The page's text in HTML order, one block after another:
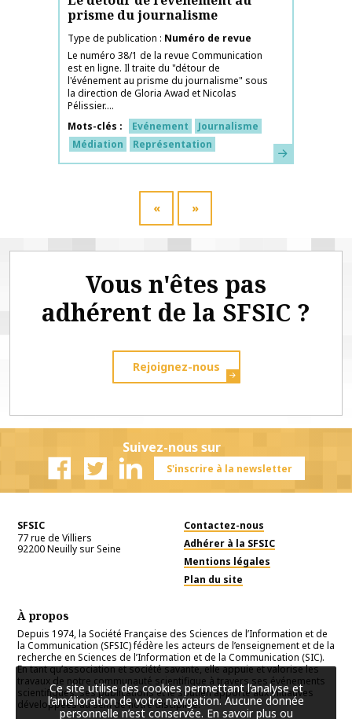
prisme du journalisme
Type de publication
Numéro de revue
Le numéro 38/1 de la revue Communication
est en ligne. Il traite du "détour de
l'événement au prisme du journalisme" sous
la direction de Gloria Awad et Nicolas
Pélissier....
Mots-clés
Evénement
Journalisme
Médiation
Représentation En savoir plus
« »
Vous n'êtes pas
adhérent de la SFSIC ?
Rejoignez-nous
Suivez-nous sur
S'inscrire à la newsletter
SFSIC
77 rue de Villiers
92200Neuilly sur Seine
Contactez-nous
Adhérer à la SFSIC
Mentions légales
Plan du site
À propos
Depuis 1974, la Société Française des Sciences de l’Information et de
la Communication (SFSIC) fédère les acteurs de l’enseignement et de la
recherche en Sciences de l’Information et de la Communication (SIC).
En tant qu’association et société savante, elle appuie et valorise les
travaux de notre communauté scientifique à travers ses événements
scientifiques, ses publications et le soutien apporté aux initiatives
développées au sein de notre discipline.
Ce site utilise des cookies permettant l’analyse et
l’amélioration de votre navigation. Aucune donnée
personnelle n’est conservée. En savoir plus ou